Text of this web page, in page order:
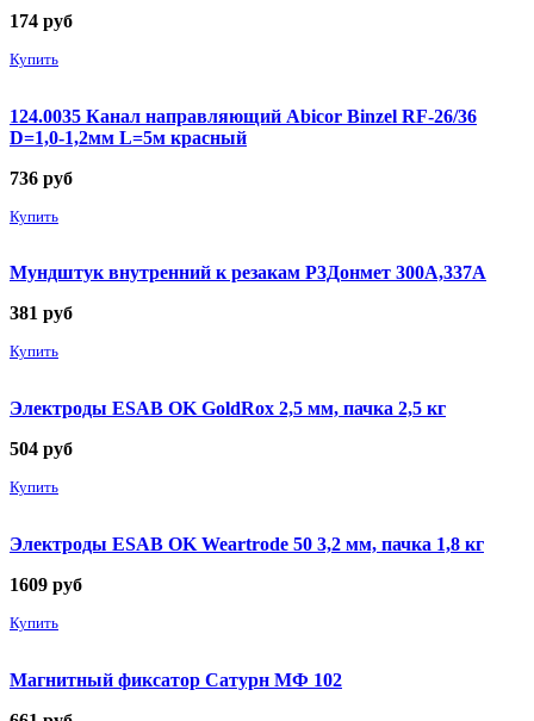
174 руб
Купить
124.0035 Канал направляющий Abicor Binzel RF-26/36
D=1,0-1,2мм L=5м красный
736 руб
Купить
Мундштук внутренний к резакам Р3Донмет 300А,337А
381 руб
Купить
Электроды ESAB OK GoldRox 2,5 мм, пачка 2,5 кг
504 руб
Купить
Электроды ESAB OK Weartrode 50 3,2 мм, пачка 1,8 кг
1609 руб
Купить
Магнитный фиксатор Сатурн МФ 102